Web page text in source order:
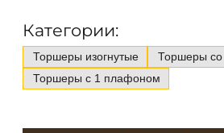
Категории:
Торшеры изогнутые
Торшеры со
Торшеры с 1 плафоном